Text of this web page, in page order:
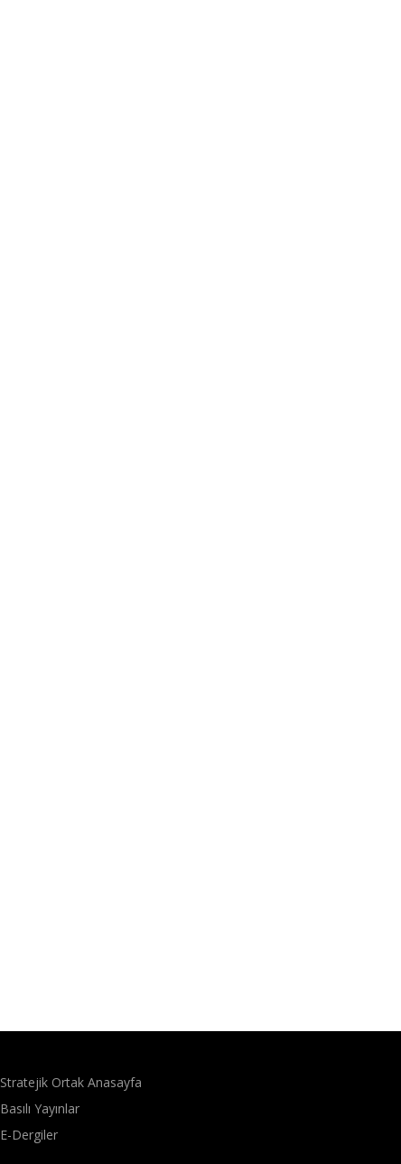
Stratejik Ortak Anasayfa
Basılı Yayınlar
E-Dergiler